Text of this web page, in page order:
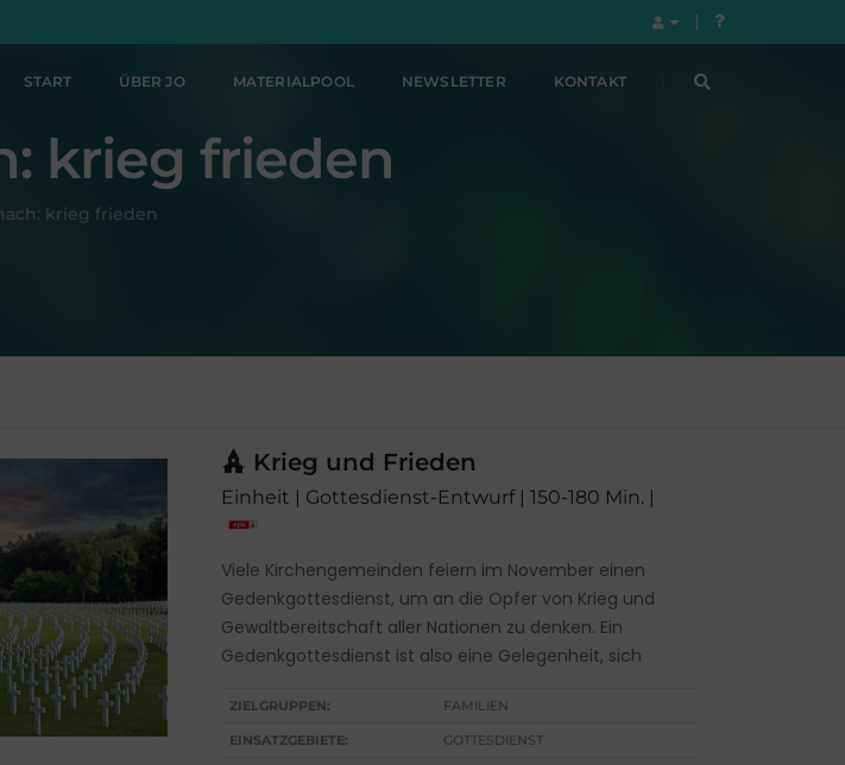
START ÜBER JO MATERIALPOOL NEWSLETTER KONTAKT
krieg frieden
krieg frieden
Krieg und Frieden
Einheit | Gottesdienst-Entwurf | 150-180 Min. |
Viele Kirchengemeinden feiern im November einen
Gedenkgottesdienst, um an die Opfer von Krieg und
Gewaltbereitschaft aller Nationen zu denken. Ein
Gedenkgottesdienst ist also eine Gelegenheit, sich
ZIELGRUPPEN: FAMILIEN
EINSATZGEBIETE: GOTTESDIENST